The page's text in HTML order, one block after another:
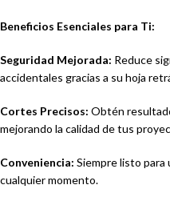
Beneficios Esenciales para Ti:
Seguridad Mejorada: Reduce
accidentales gracias a su hoja
Cortes Precisos: Obtén
mejorando la calidad de tus
Conveniencia: Siempre listo para
cualquier momento.